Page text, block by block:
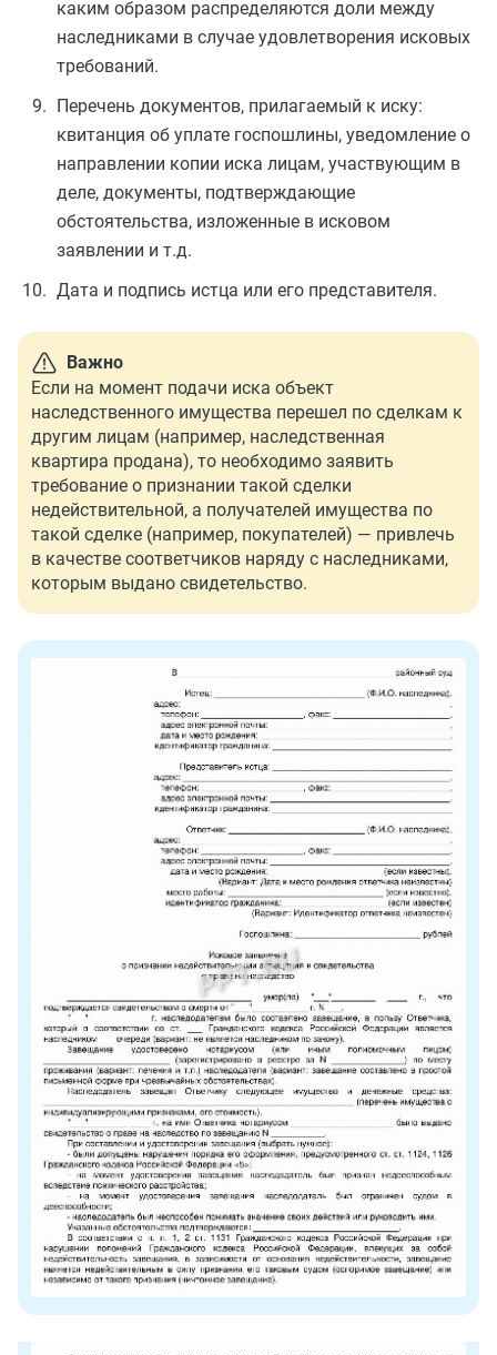
каким образом распределяются доли между
наследниками в случае удовлетворения исковых
требований.
Перечень документов, прилагаемый к иску:
квитанция об уплате госпошлины, уведомление о
направлении копии иска лицам, участвующим в
деле, документы, подтверждающие
обстоятельства, изложенные в исковом
заявлении и т.д.
Дата и подпись истца или его представителя.
Важно
Если на момент подачи иска объект
наследственного имущества перешел по сделкам к
другим лицам (например, наследственная
квартира продана), то необходимо заявить
требование о признании такой сделки
недействительной, а получателей имущества по
такой сделке (например, покупателей) — привлечь
в качестве соответчиков наряду с наследниками,
которым выдано свидетельство.